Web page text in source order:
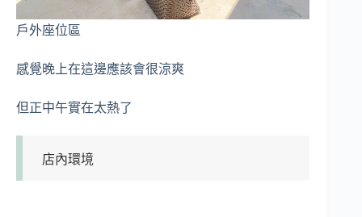
戶外座位區
感覺晚上在這邊應該會很涼爽
但正中午實在太熱了
店內環境